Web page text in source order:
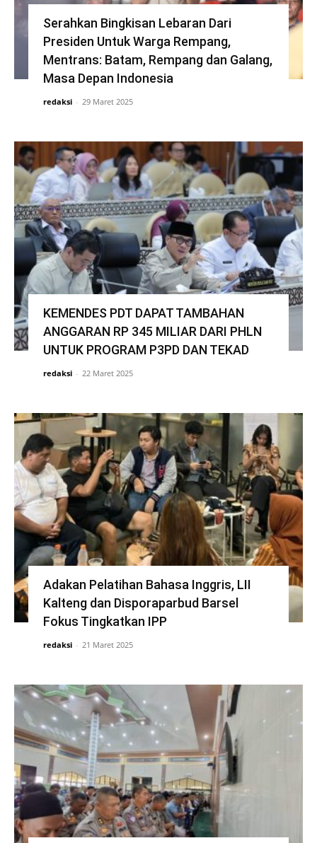
Serahkan Bingkisan Lebaran Dari
Presiden Untuk Warga Rempang,
Mentrans: Batam, Rempang dan Galang,
Masa Depan Indonesia
redaksi - 29 Maret 2025
KEMENDES PDT DAPAT TAMBAHAN
ANGGARAN RP 345 MILIAR DARI PHLN
UNTUK PROGRAM P3PD DAN TEKAD
redaksi - 22 Maret 2025
Adakan Pelatihan Bahasa Inggris, LII
Kalteng dan Disporaparbud Barsel
Fokus Tingkatkan IPP
redaksi - 21 Maret 2025